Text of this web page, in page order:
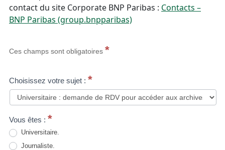
contact du site Corporate BNP Paribas : Contacts –
BNP Paribas (group.bnpparibas)
nous
Ces champs sont obligatoires *
Choisissez votre sujet : *
Vous êtes : *
Universitaire.
Journaliste.